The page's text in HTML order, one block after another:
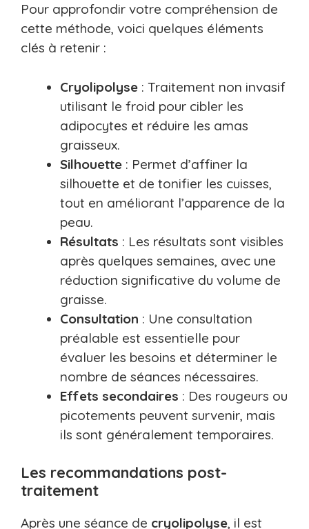
Pour approfondir votre compréhension de
cette méthode, voici quelques éléments
clés à retenir :
Cryolipolyse : Traitement non invasif
utilisant le froid pour cibler les
adipocytes et réduire les amas
graisseux.
Silhouette : Permet d’affiner la
silhouette et de tonifier les cuisses,
tout en améliorant l’apparence de la
peau.
Résultats : Les résultats sont visibles
après quelques semaines, avec une
réduction significative du volume de
graisse.
Consultation : Une consultation
préalable est essentielle pour
évaluer les besoins et déterminer le
nombre de séances nécessaires.
Effets secondaires : Des rougeurs ou
picotements peuvent survenir, mais
ils sont généralement temporaires.
Les recommandations post-
traitement
Après une séance de cryolipolyse, il est